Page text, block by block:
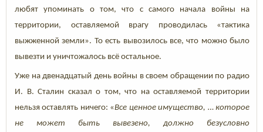
любят упоминать о том, что с самого начала войны на
территории, оставляемой врагу проводилась «тактика
выжженной земли». То есть вывозилось все, что можно было
вывезти и уничтожалось всё остальное.
Уже на двенадцатый день войны в своем обращении по радио
И. В. Сталин сказал о том, что на оставляемой территории
нельзя оставлять ничего: «Все ценное имущество, … которое
не может быть вывезено, должно безусловно